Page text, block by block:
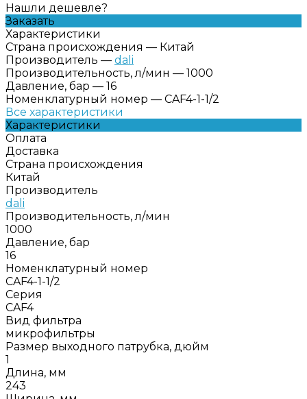
Нашли дешевле?
Заказать
Характеристики
Страна происхождения — Китай
Производитель — dali
Производительность, л/мин — 1000
Давление, бар — 16
Номенклатурный номер — CAF4-1-1/2
Все характеристики
Характеристики
Оплата
Доставка
Страна происхождения
Китай
Производитель
dali
Производительность, л/мин
1000
Давление, бар
16
Номенклатурный номер
CAF4-1-1/2
Серия
CAF4
Вид фильтра
микрофильтры
Размер выходного патрубка, дюйм
1
Длина, мм
243